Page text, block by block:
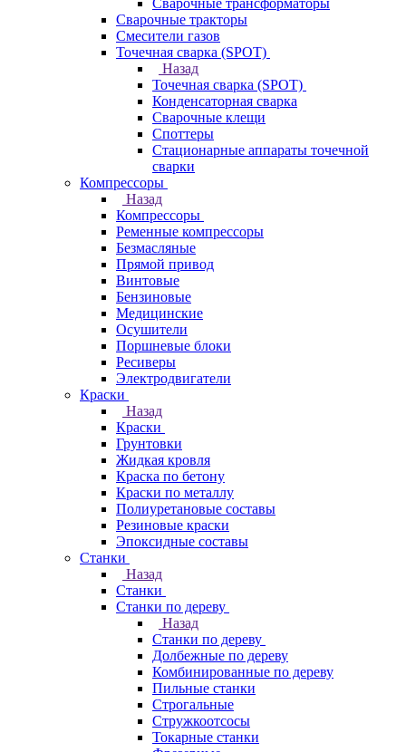
Сварочные трансформаторы
Сварочные тракторы
Смесители газов
Точечная сварка (SPOT)
Назад
Точечная сварка (SPOT)
Конденсаторная сварка
Сварочные клещи
Споттеры
Стационарные аппараты точечной
сварки
Компрессоры
Назад
Компрессоры
Ременные компрессоры
Безмасляные
Прямой привод
Винтовые
Бензиновые
Медицинские
Осушители
Поршневые блоки
Ресиверы
Электродвигатели
Краски
Назад
Краски
Грунтовки
Жидкая кровля
Краска по бетону
Краски по металлу
Полиуретановые составы
Резиновые краски
Эпоксидные составы
Станки
Назад
Станки
Станки по дереву
Назад
Станки по дереву
Долбежные по дереву
Комбинированные по дереву
Пильные станки
Строгальные
Стружкоотсосы
Токарные станки